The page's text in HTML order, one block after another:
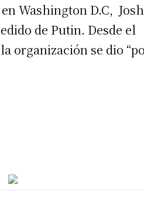
Washington D.C, Josh
de Putin. Desde el
organización se dio